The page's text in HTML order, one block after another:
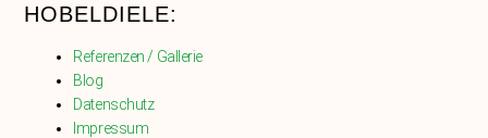
HOBELDIELE:
Referenzen / Gallerie
Blog
Datenschutz
Impressum